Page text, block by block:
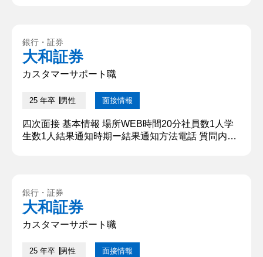
っかけは？ 【深堀質問回答】 高校時代の授業で、
トロッコ問題に触れたことです。 ②職種と勤務地に
ついて、カス...
銀行・証券
大和証券
カスタマーサポート職
25 年卒 男性 面接情報
四次面接 基本情報 場所WEB時間20分社員数1人学
生数1人結果通知時期ー結果通知方法電話 質問内
です。私は教育関係会社の事務スタッフとして働い
ています。業務内容は電話対応が多くを占めてお
り、その中で保護者や...
銀行・証券
大和証券
カスタマーサポート職
25 年卒 男性 面接情報